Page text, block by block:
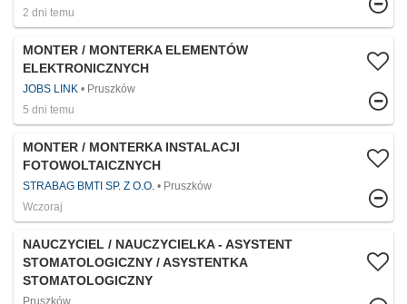
2 dni temu
MONTER / MONTERKA ELEMENTÓW
ELEKTRONICZNYCH
JOBS LINK
Pruszków
5 dni temu
MONTER / MONTERKA INSTALACJI
FOTOWOLTAICZNYCH
STRABAG BMTI SP. Z O.O.
Pruszków
Wczoraj
NAUCZYCIEL / NAUCZYCIELKA - ASYSTENT
STOMATOLOGICZNY / ASYSTENTKA
STOMATOLOGICZNY